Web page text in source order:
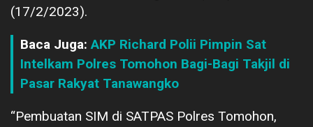
(17/2/2023).
Baca Juga:AKP Richard Polii Pimpin Sat
Intelkam Polres Tomohon Bagi-Bagi Takjil di
Pasar Rakyat Tanawangko
“Pembuatan SIM di SATPAS Polres Tomohon,